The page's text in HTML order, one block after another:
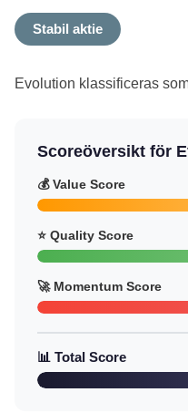
Stabil aktie
Evolution klassificeras
Scoreöversikt för
💰 Value Score
⭐ Quality Score
🚀 Momentum Score
📊 Total Score